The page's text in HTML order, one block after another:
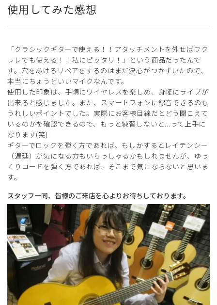
使用してみた感想
「クラシックギターで使える！！アタッチメントを外せばウク
レレでも使える！！私にピッタリ！」という商品だったんで
す。穴をあけるリペアをするのはまだ決心がつかずいたので、
本当にちょうどいいマイクなんです。
使用した印象は、手頃にワイヤレスを楽しめ、身軽にライブが
出来ると感じました。また、スマートフォンに録音できるのも
うれしいポイントでした。実際にお客様目線だとどう聞こえて
いるのかを確認できるので、もっと練習しないと...って上手に
なります(笑)
ギターでロックを弾く方であれば、もしかするとレイテンシー
（遅延）が気になる方もいらっしゃるかもしれませんが、ゆっ
くりコードを弾く方であれば、そこまで気にならないと思いま
す。
スタッフ一同、皆様のご来店を心よりお待ちしております。